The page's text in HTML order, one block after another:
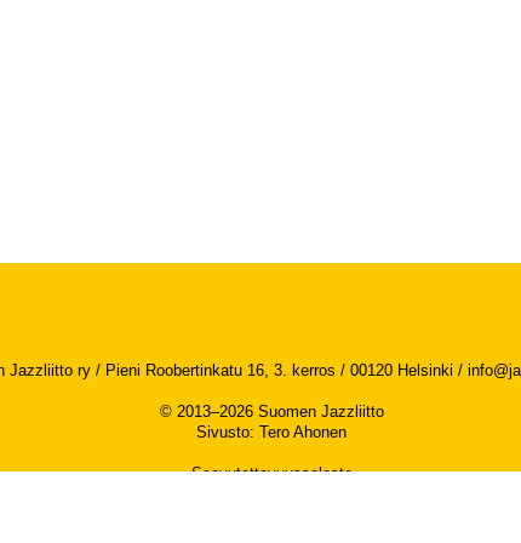
Jazzliitto ry / Pieni Roobertinkatu 16, 3. kerros / 00120 Helsinki /
© 2013–2026 Suomen Jazzliitto
Sivusto: Tero Ahonen
Saavutettavuusseloste